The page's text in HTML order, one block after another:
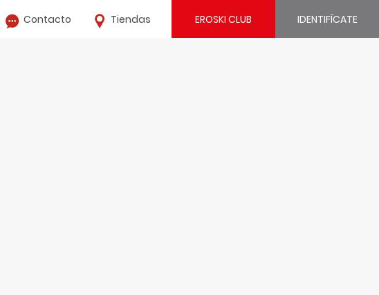
Contacto Tiendas EROSKI CLUB IDENTIFÍCATE